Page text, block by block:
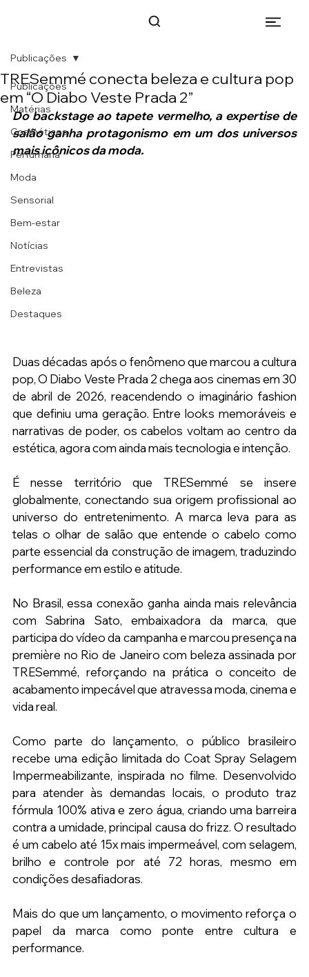
Publicações
Matérias
Cosméticos
Perfumaria
Moda
Sensorial
Bem-estar
Notícias
Entrevistas
Beleza
Destaques
Publicações
TRESemmé conecta beleza e cultura pop
em “O Diabo Veste Prada 2”
Do backstage ao tapete vermelho, a expertise de
salão ganha protagonismo em um dos universos
mais icônicos da moda.
Duas décadas após o fenômeno que marcou a cultura
pop, O Diabo Veste Prada 2 chega aos cinemas em 30
de abril de 2026, reacendendo o imaginário fashion
que definiu uma geração. Entre looks memoráveis e
narrativas de poder, os cabelos voltam ao centro da
estética, agora com ainda mais tecnologia e intenção.
É nesse território que TRESemmé se insere
globalmente, conectando sua origem profissional ao
universo do entretenimento. A marca leva para as
telas o olhar de salão que entende o cabelo como
parte essencial da construção de imagem, traduzindo
performance em estilo e atitude.
No Brasil, essa conexão ganha ainda mais relevância
com Sabrina Sato, embaixadora da marca, que
participa do vídeo da campanha e marcou presença na
première no Rio de Janeiro com beleza assinada por
TRESemmé, reforçando na prática o conceito de
acabamento impecável que atravessa moda, cinema e
vida real.
Como parte do lançamento, o público brasileiro
recebe uma edição limitada do Coat Spray Selagem
Impermeabilizante, inspirada no filme. Desenvolvido
para atender às demandas locais, o produto traz
fórmula 100% ativa e zero água, criando uma barreira
contra a umidade, principal causa do frizz. O resultado
é um cabelo até 15x mais impermeável, com selagem,
brilho e controle por até 72 horas, mesmo em
condições desafiadoras.
Mais do que um lançamento, o movimento reforça o
papel da marca como ponte entre cultura e
performance.